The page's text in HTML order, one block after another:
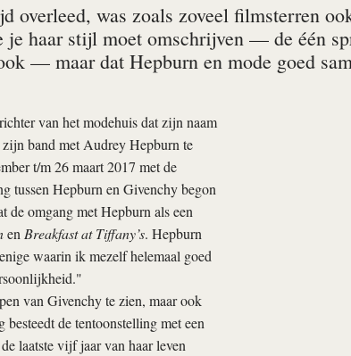
overleed, was zoals zoveel filmsterren
je haar stijl moet omschrijven — de één
— maar dat Hepburn en mode goed
van het modehuis dat zijn naam
band met Audrey Hepburn te
t/m 26 maart 2017 met de
tussen Hepburn en Givenchy begon
de omgang met Hepburn als een
en Breakfast at Tiffany’s. Hepburn
waarin ik mezelf helemaal goed
van Givenchy te zien, maar ook
de tentoonstelling met een
laatste vijf jaar van haar leven